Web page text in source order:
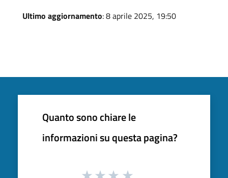
Ultimo aggiornamento: 8 aprile 2025, 19:50
Quanto sono chiare le
informazioni su questa pagina?